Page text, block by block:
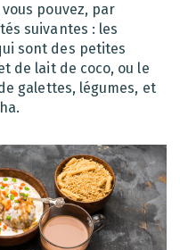
pouvez, par
suivantes : les
sont des petites
de lait de coco, ou le
galettes, légumes, et